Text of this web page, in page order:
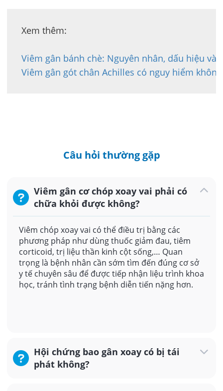
Xem thêm:
Viêm gân bánh chè: Nguyên nhân, dấu hiệu và
Viêm gân gót chân Achilles có nguy hiểm
Câu hỏi thường gặp
Viêm gân cơ chóp xoay vai phải có
chữa khỏi được không?
Viêm chóp xoay vai có thể điều trị bằng các
phương pháp như dùng thuốc giảm đau, tiêm
corticoid, trị liệu thần kinh cột sống,… Quan
trọng là bệnh nhân cần sớm tìm đến đúng cơ sở
y tế chuyên sâu để được tiếp nhận liệu trình khoa
học, tránh tình trạng bệnh diễn tiến nặng hơn.
Hội chứng bao gân xoay có bị tái
phát không?